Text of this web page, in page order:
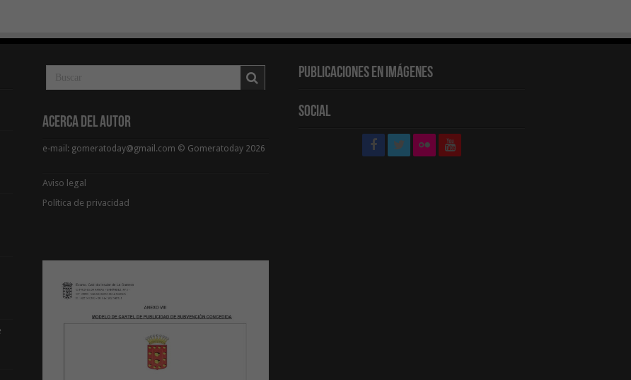
Acerca del Autor
e-mail: gomeratoday@gmail.com © Gomeratoday 2026
Aviso legal
Política de privacidad
Publicaciones en Imágenes
Social